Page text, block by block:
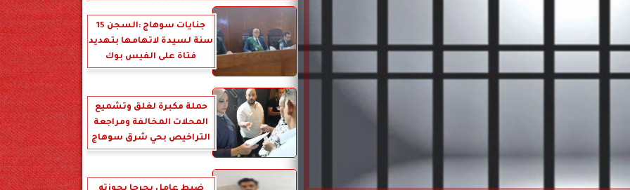
جنايات سوهاج :السجن 15
سنة لسيدة لاتهامها بتهديد
فتاة على الفيس بوك
حملة مكبرة لغلق وتشميع
المحلات المخالفة ومراجعة
التراخيص بحي شرق سوهاج